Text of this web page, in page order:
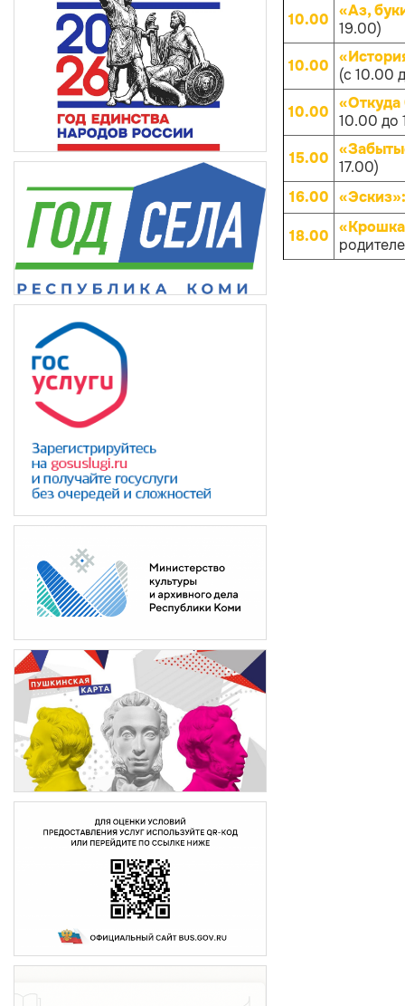
10.00 «Аз,
19.00)
10.00
(с 10.00
10.00 10.00 до
15.00 17.00)
16.00
18.00